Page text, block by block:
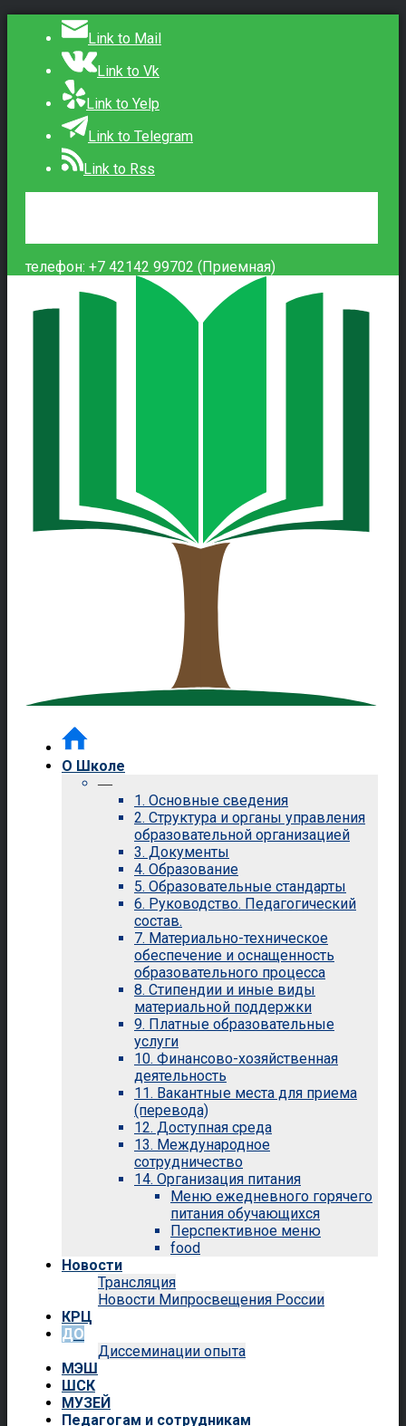
Link to Mail
Link to Vk
Link to Yelp
Link to Telegram
Link to Rss
телефон: +7 42142 99702 (Приемная)
О Школе
—
1. Основные сведения
2. Структура и органы управления
образовательной организацией
3. Документы
4. Образование
5. Образовательные стандарты
6. Руководство. Педагогический
состав.
7. Материально-техническое
обеспечение и оснащенность
образовательного процесса
8. Стипендии и иные виды
материальной поддержки
9. Платные образовательные
услуги
10. Финансово-хозяйственная
деятельность
11. Вакантные места для приема
(перевода)
12. Доступная среда
13. Международное
сотрудничество
14. Организация питания
Меню ежедневного горячего
питания обучающихся
Перспективное меню
food
Новости
Трансляция
Новости Мипросвещения России
КРЦ
ДО
Диссеминации опыта
МЭШ
ШСК
МУЗЕЙ
Педагогам и сотрудникам